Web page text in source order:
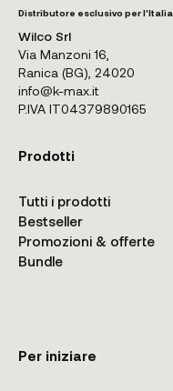
Distributore esclusivo per l'Italia
Wilco Srl
Via Manzoni 16,
Ranica (BG), 24020
info@k-max.it
P.IVA IT04379890165
Prodotti
Tutti i prodotti
Bestseller
Promozioni & offerte
Bundle
Per iniziare